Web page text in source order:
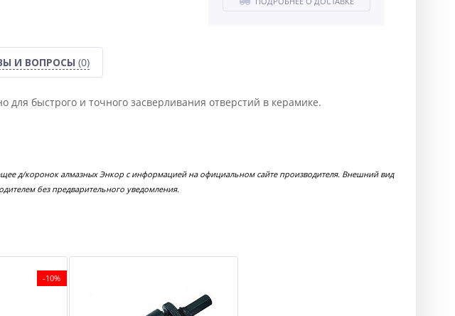
И ВОПРОСЫ (0)
быстрого и точного засверливания отверстий в керамике.
д/коронок алмазных Энкор с информацией на официальном сайте производителя. Внешний вид
без предварительного уведомления.
-10%